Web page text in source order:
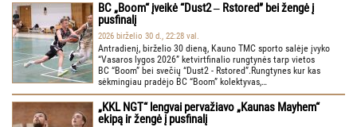
BC „Boom“ įveikė “Dust2 ‒ Rstored” bei žengė į
pusfinalį
2026 birželio 30 d., 22:28 val.
Antradienį, birželio 30 dieną, Kauno TMC sporto salėje įvyko
“Vasaros lygos 2026” ketvirtfinalio rungtynės tarp vietos
BC “Boom” bei svečių “Dust2 - Rstored”.Rungtynes kur kas
sėkmingiau pradėjo BC “Boom” kolektyvas,…
„KKL NGT“ lengvai pervažiavo „Kaunas Mayhem“
ekipą ir žengė į pusfinalį